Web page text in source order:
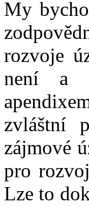
My
rozvoje
není a
zvláštní
zájmové
pro
Lze to